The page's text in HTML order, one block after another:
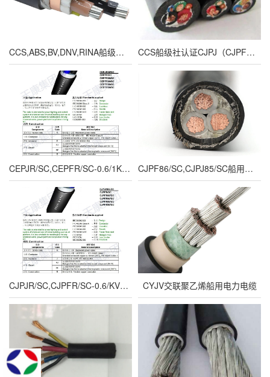
CCS,ABS,BV,DNV,RINA船级社认证CJ85/SC,CJ86/SC交联聚乙烯绝缘低烟无卤无内护套船用电力电缆 CCS船级社认证CJPJ（CJPF、CJPFR）/SC船用电力电缆
CEPJR/SC,CEPFR/SC-0.6/1KV 乙丙橡胶绝缘船用电力软电缆 CJPF86/SC,CJPJ85/SC船用电缆
CJPJR/SC,CJPFR/SC-0.6/KV交联聚乙烯绝缘电力船用软电缆 CYJV交联聚乙烯船用电力电缆